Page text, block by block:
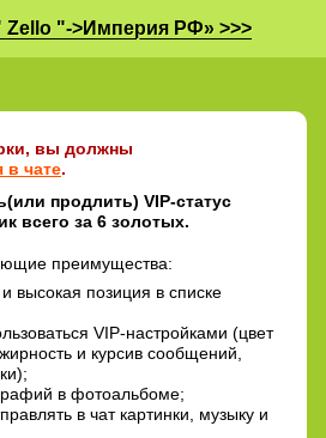
Zello "->Империя РФ» >>>
вы должны
в чате.
продлить) VIP-статус
всего за 6 золотых.
преимущества:
высокая позиция в списке
VIP-настройками (цвет
и курсив сообщений,
в фотоальбоме;
в чат картинки, музыку и